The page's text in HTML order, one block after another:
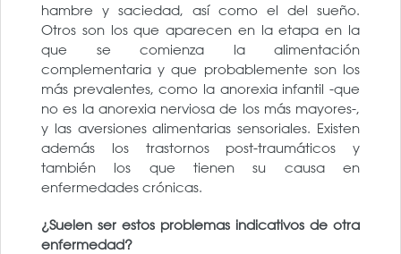
hambre y saciedad, así como el del sueño.
Otros son los que aparecen en la etapa en la
que se comienza la alimentación
complementaria y que probablemente son los
más prevalentes, como la anorexia infantil -que
no es la anorexia nerviosa de los más mayores-,
y las aversiones alimentarias sensoriales. Existen
además los trastornos post-traumáticos y
también los que tienen su causa en
enfermedades crónicas.
¿Suelen ser estos problemas indicativos de otra
enfermedad?